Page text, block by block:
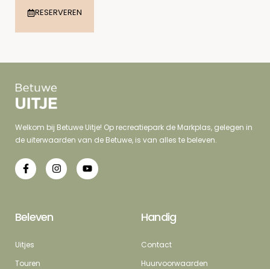
RESERVEREN
Welkom bij Betuwe Uitje! Op recreatiepark de Markplas, gelegen in
de uiterwaarden van de Betuwe, is van alles te beleven.
Beleven
Uitjes
Touren
Handig
Contact
Huurvoorwaarden